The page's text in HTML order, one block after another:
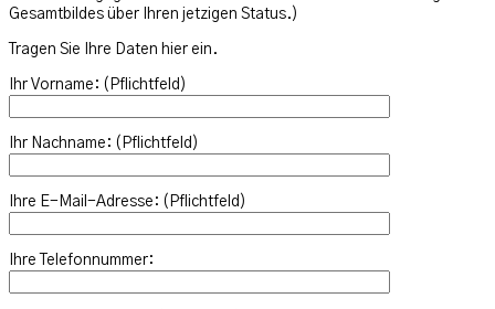
Gesamtbildes über Ihren jetzigen Status.)
Tragen Sie Ihre Daten hier ein.
Ihr Vorname: (Pflichtfeld)
Ihr Nachname: (Pflichtfeld)
Ihre E-Mail-Adresse: (Pflichtfeld)
Ihre Telefonnummer: